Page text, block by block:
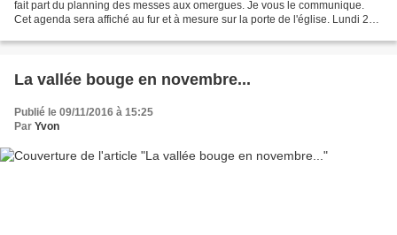
fait part du planning des messes aux omergues. Je vous le communique.
Cet agenda sera affiché au fur et à mesure sur la porte de l'église. Lundi 23
La vallée bouge en novembre...
Publié le 09/11/2016 à 15:25
Par Yvon